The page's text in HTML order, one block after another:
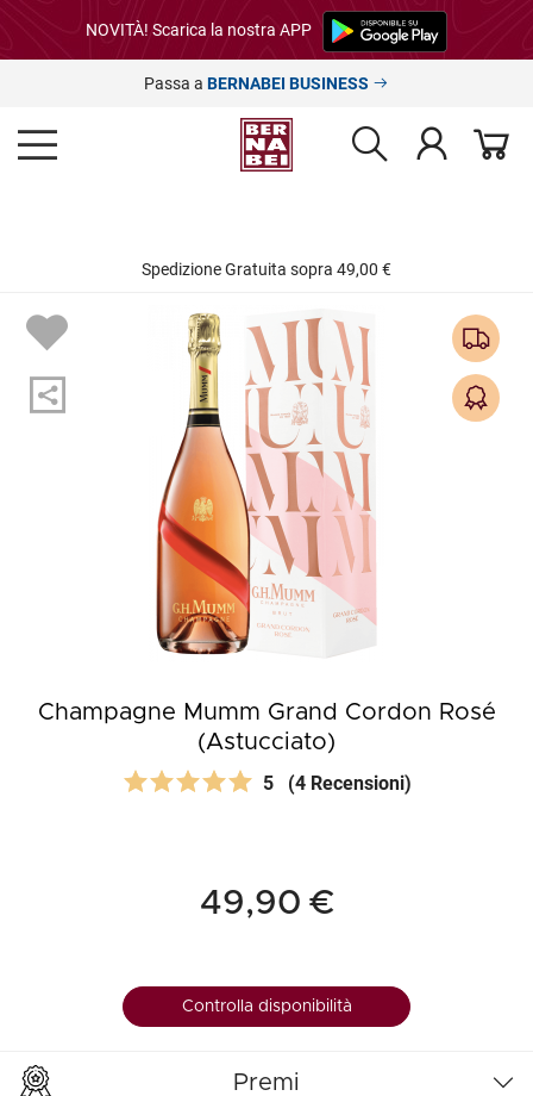
NOVITÀ! Scarica la nostra APP
Passa a BERNABEI BUSINESS
Spedizione Gratuita sopra 49,00 €
Champagne Mumm Grand Cordon Rosé
(Astucciato)
5 (4 Recensioni)
49,90 €
Controlla disponibilità
Premi